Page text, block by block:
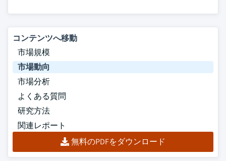
コンテンツへ移動
市場規模
市場動向
市場分析
よくある質問
研究方法
関連レポート
無料のPDFをダウンロード